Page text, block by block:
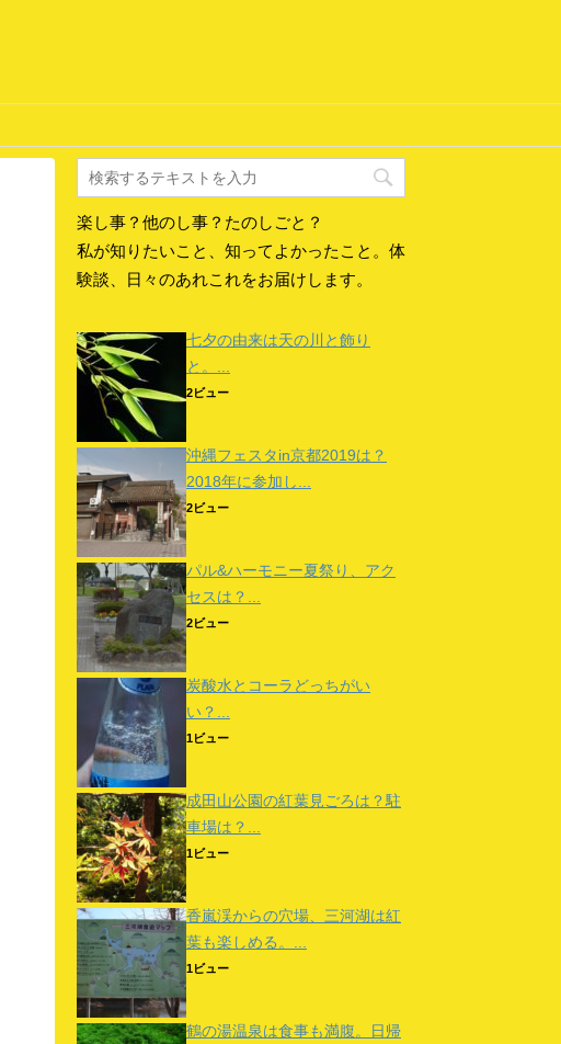
楽し事？他のし事？たのしごと？
私が知りたいこと、知ってよかったこと。体
験談、日々のあれこれをお届けします。
七夕の由来は天の川と飾り
と。...
2ビュー
沖縄フェスタin京都2019は？
2018年に参加し...
2ビュー
パル&ハーモニー夏祭り、アク
セスは？...
2ビュー
炭酸水とコーラどっちがい
い？...
1ビュー
成田山公園の紅葉見ごろは？駐
車場は？...
1ビュー
香嵐渓からの穴場、三河湖は紅
葉も楽しめる。...
1ビュー
鶴の湯温泉は食事も満腹。日帰